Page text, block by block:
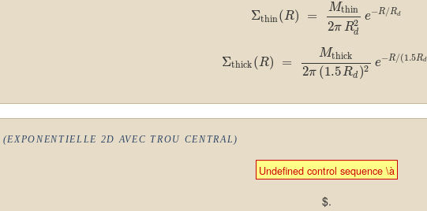
Σthin(R) =
Mthin
2π R2
d
e−R/Rd
Σthick (R) =
Mthick
2π (1.5Rd )2 e−R/(1.5Rd
2D AVEC TROU CENTRAL)
Undefined control sequence \à
$.